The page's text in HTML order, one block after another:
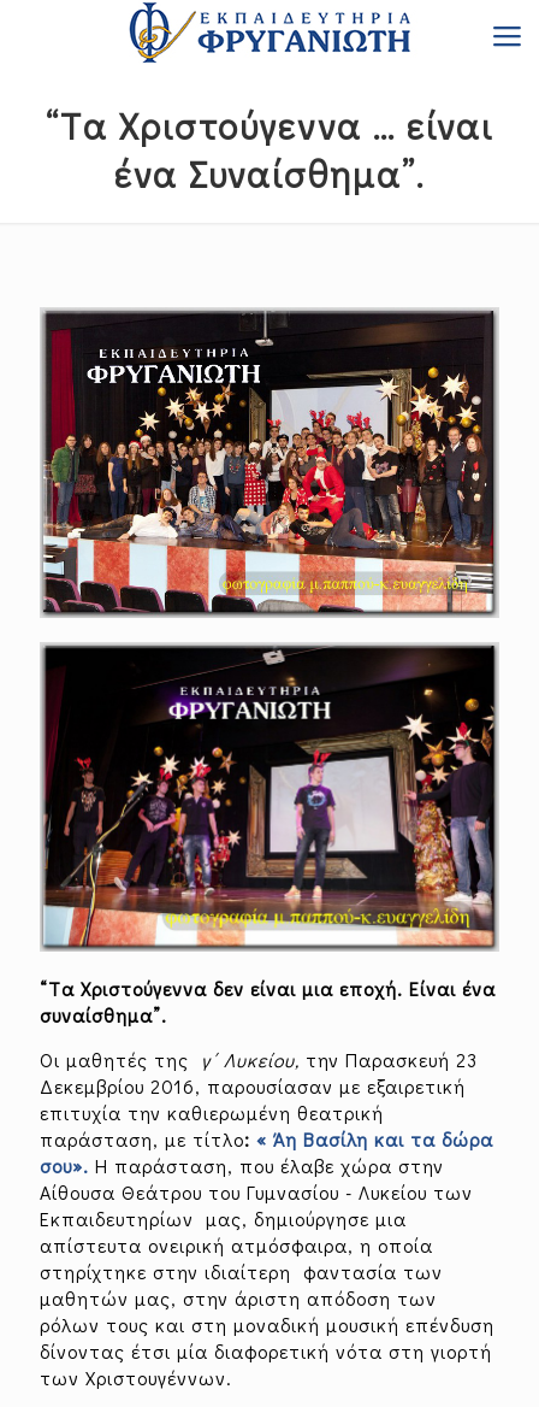
“Tα Χριστούγεννα … είναι
ένα Συναίσθημα”.
“Tα Χριστούγεννα δεν είναι μια εποχή. Είναι ένα
συναίσθημα”.
Οι μαθητές της γ΄ Λυκείου, την Παρασκευή 23
Δεκεμβρίου 2016, παρουσίασαν με εξαιρετική
επιτυχία την καθιερωμένη θεατρική
παράσταση, με τίτλο: « Άη Βασίλη και τα δώρα
σου». Η παράσταση, που έλαβε χώρα στην
Αίθουσα Θεάτρου του Γυμνασίου - Λυκείου των
Εκπαιδευτηρίων μας, δημιούργησε μια
απίστευτα ονειρική ατμόσφαιρα, η οποία
στηρίχτηκε στην ιδιαίτερη φαντασία των
μαθητών μας, στην άριστη απόδοση των
ρόλων τους και στη μοναδική μουσική επένδυση
δίνοντας έτσι μία διαφορετική νότα στη γιορτή
των Χριστουγέννων.